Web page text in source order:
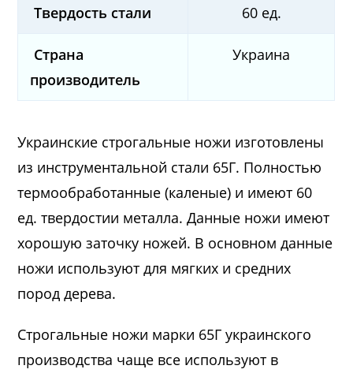
Твердость стали 60 ед.
Страна
производитель
Украина
Украинские строгальные ножи изготовлены
из инструментальной стали 65Г. Полностью
термообработанные (каленые) и имеют 60
ед. твердостии металла. Данные ножи имеют
хорошую заточку ножей. В основном данные
ножи используют для мягких и средних
пород дерева.
Строгальные ножи марки 65Г украинского
производства чаще все используют в